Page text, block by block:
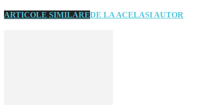
ARTICOLE SIMILAREDE LA ACELAȘI AUTOR